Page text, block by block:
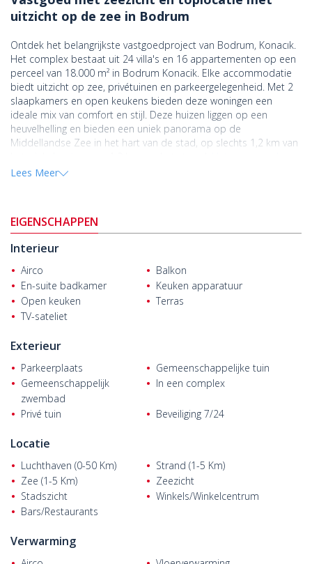
uitzicht op de zee in Bodrum
Ontdek het belangrijkste vastgoedproject van Bodrum, Konacık.
Het complex bestaat uit 24 villa's en 16 appartementen op een
perceel van 18.000 m² in Bodrum Konacik. Elke accommodatie
biedt uitzicht op zee, privétuinen en parkeergelegenheid. Met 2
slaapkamers en open keukens bieden deze woningen een
ideale mix van comfort en stijl. Deze huizen liggen op een
heuvelhelling en bieden een uniek panorama op de
Middellandse Zee in het hart van de stad, op slechts 1,2 km van
goed dat u in Bodrum Muğla kunt kopen
Ons onroerend goed te koop in Bodrum is gelegen in Konacık,
het centrum van het schiereiland Bodrum. Konacık biedt
dagelijkse en sociale voorzieningen en gemakkelijke toegang tot
andere centra, waardoor het een ideale locatie is voor mensen
die op zoek zijn naar een levendige levensstijl.
Lees Meer
EIGENSCHAPPEN
Interieur
Airco
Balkon
En-suite badkamer
Keuken apparatuur
Open keuken
Terras
TV-sateliet
Exterieur
Parkeerplaats
Gemeenschappelijke tuin
Gemeenschappelijk
zwembad
In een complex
Privé tuin Beveiliging 7/24
Locatie
Luchthaven (0-50 Km)
Strand (1-5 Km)
Zee (1-5 Km)
Zeezicht
Stadszicht
Winkels/Winkelcentrum
Bars/Restaurants
Verwarming